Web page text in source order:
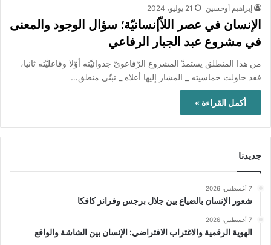
إبراهيم أوحسين 21 يوليو، 2024
الإنسان في عصر اللاّإنسانيّة؛ سؤال الوجود والمعنى
في مشروع عبد الجبار الرفاعي
من هذا المنطلق يستمدّ المشروع الرّفاعويّ جدوائيّته أوّلا وفاعليّته ثانيا،
فقد حاولت خماسيته _ المشار إليها أعلاه _ تبنّي منطق…
أكمل القراءة »
جديدنا
7 أغسطس، 2026
شعور الإنسان بالضياع بين جلال برجس وفرانز كافكا
7 أغسطس، 2026
الهوية الرقمية والاغتراب الافتراضي: الإنسان بين الشاشة والواقع